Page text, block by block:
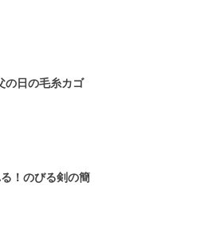
の日の毛糸カゴ
！のびる剣の簡